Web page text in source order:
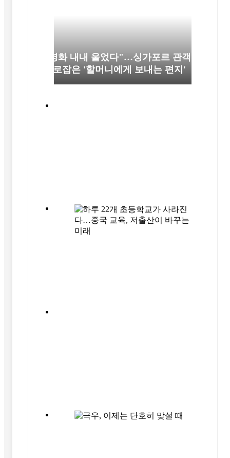
"영화 내내 울었다"…싱가포르 관객
사로잡은 '할머니에게 보내는 편지'